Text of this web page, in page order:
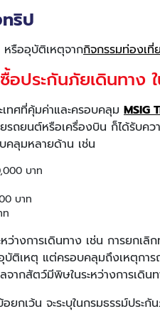
ริป
หรืออุบัติเหตุจากกิจกรรมท่องเที่
อประกันภัยเดินทาง
ทศที่คุ้มค่าและครอบคลุม MSIG
ยรถยนต์หรือเครื่องบิน ก็ได้รับ
ลุมหลายด้าน เช่น
บาท
บาท
ท
างการเดินทาง เช่น การยกเ
บัติเหตุ แต่ครอบคลุมถึงเหตุก
ากสัตว์มีพิษในระหว่างการเดิน
กเว้น จะระบุในกรมธรรม์ประ